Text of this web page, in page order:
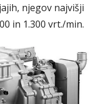
njegov najvišji
in 1.300 vrt./min.